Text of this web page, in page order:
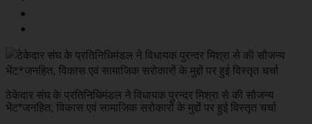
ठेकेदार संघ के प्रतिनिधिमंडल ने विधायक पुरन्दर मिश्रा से की सौजन्य
भेंट*जनहित, विकास एवं सामाजिक सरोकारों के मुद्दों पर हुई विस्तृत चर्चा